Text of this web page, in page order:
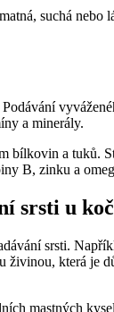
suchá
a minerály.
bílkovin a
B, zinku a
srsti u
srsti.
která je
mastných